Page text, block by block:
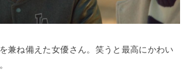
兼ね備えた女優さん。笑うと最高にかわい